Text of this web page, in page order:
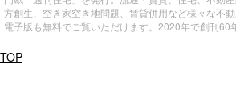
方創生、空き家空き地問題、賃貸併用など様々な不
電子版も無料でご覧いただけます。2020年で創刊60年
TOP